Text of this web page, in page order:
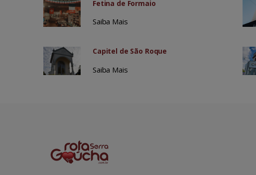
Fetina de Formaio
Saiba Mais
Capitel de São Roque
Saiba Mais